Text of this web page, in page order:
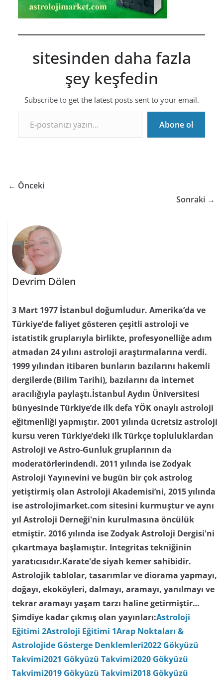
sitesinden daha fazla
şey keşfedin
Subscribe to get the latest posts sent to your email.
E-postanızı yazın…
Abone ol
← Önceki
Sonraki →
Devrim Dölen
3 Mart 1977 İstanbul doğumludur. Amerika’da ve
Türkiye’de faliyet gösteren çeşitli astroloji ve
istatistik gruplarıyla birlikte, profesyonelliğe adım
atmadan 24 yılını astroloji araştırmalarına verdi.
1999 yılından itibaren bunların bazılarını hakemli
dergilerde (Bilim Tarihi), bazılarını da internet
aracılığıyla paylaştı.İstanbul Aydın Üniversitesi
bünyesinde Türkiye’de ilk defa YÖK onaylı astroloji
eğitmenliği yapmıştır. 2001 yılında ücretsiz astroloji
kursu veren Türkiye’deki ilk Türkçe topluluklardan
Astroloji ve Astro-Gunluk gruplarının da
moderatörlerindendi. 2011 yılında ise Zodyak
Astroloji Yayınevini ve bugün bir çok astrolog
yetiştirmiş olan Astroloji Akademisi’ni, 2015 yılında
ise astrolojimarket.com sitesini kurmuştur ve aynı
yıl Astroloji Derneği'nin kurulmasına öncülük
etmiştir. 2016 yılında ise Zodyak Astroloji Dergisi'ni
çıkartmaya başlamıştır. Integritas tekniğinin
yaratıcısıdır.Karate'de siyah kemer sahibidir.
Astrolojik tablolar, tasarımlar ve diorama yapmayı,
doğayı, ekoköyleri, dalmayı, aramayı, yanılmayı ve
tekrar aramayı yaşam tarzı haline getirmiştir…
Şimdiye kadar çıkmış olan yayınları:Astroloji
Eğitimi 2Astroloji Eğitimi 1Arap Noktaları &
Astrolojide Gösterge Denklemleri2022 Gökyüzü
Takvimi2021 Gökyüzü Takvimi2020 Gökyüzü
Takvimi2019 Gökyüzü Takvimi2018 Gökyüzü